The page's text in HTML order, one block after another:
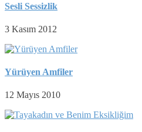
Sesli Sessizlik
3 Kasım 2012
Yürüyen Amfiler
12 Mayıs 2010